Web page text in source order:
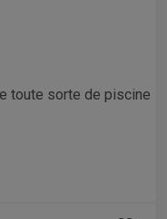
toute sorte de piscine